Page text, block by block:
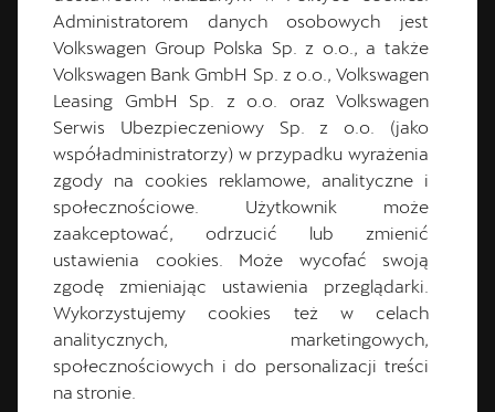
CUPRA Master
Przemysław Woźniak
Administratorem danych osobowych jest
Volkswagen Group Polska Sp. z o.o., a także
Volkswagen Bank GmbH Sp. z o.o., Volkswagen
Leasing GmbH Sp. z o.o. oraz Volkswagen
Serwis Ubezpieczeniowy Sp. z o.o. (jako
współadministratorzy) w przypadku wyrażenia
zgody na cookies reklamowe, analityczne i
społecznościowe. Użytkownik może
zaakceptować, odrzucić lub zmienić
ustawienia cookies. Może wycofać swoją
zgodę zmieniając ustawienia przeglądarki.
Wykorzystujemy cookies też w celach
analitycznych, marketingowych,
społecznościowych i do personalizacji treści
na stronie.